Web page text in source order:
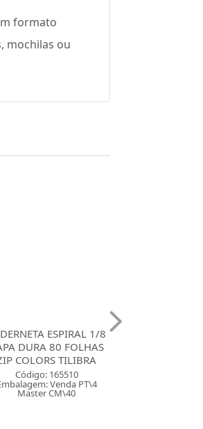
formato
mochilas ou
ESPIRAL 1/8
DURA 80 FOLHAS
COLORS TILIBRA
Código: 165510
Venda PT\4
Master CM\40